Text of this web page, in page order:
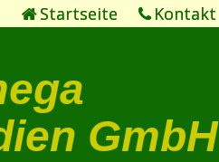
Startseite Kontakt
GmbH